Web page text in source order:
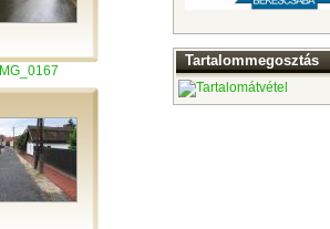
IMG_0167
Tartalommegosztás